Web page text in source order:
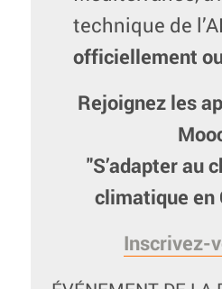
technique de
officiellement
Rejoignez les
"S’adapter au
climatique en
Inscrivez-